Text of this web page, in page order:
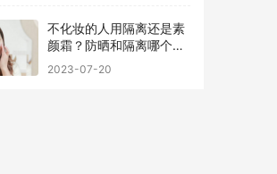
不化妆的人用隔离还是素
颜霜？防晒和隔离哪个先
用最好
2023-07-20